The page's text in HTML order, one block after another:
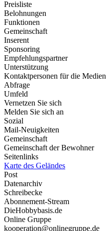
Preisliste
Belohnungen
Funktionen
Gemeinschaft
Inserent
Sponsoring
Empfehlungspartner
Unterstützung
Kontaktpersonen für die Medien
Abfrage
Umfeld
Vernetzen Sie sich
Melden Sie sich an
Sozial
Mail-Neuigkeiten
Gemeinschaft
Gemeinschaft der Bewohner
Seitenlinks
Karte des Geländes
Post
Datenarchiv
Schreibecke
Abonnement-Stream
DieHobbybasis.de
Online Gruppe
kooperation@onlinegruppe.de